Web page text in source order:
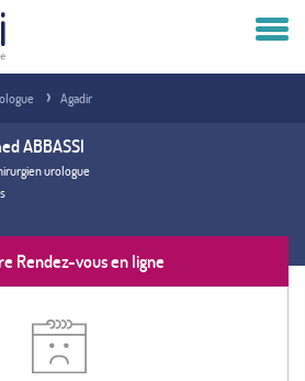
Compte médecin
êtes médecin ?
Agadir
ABBASSI
urologue
Rendez-vous en ligne